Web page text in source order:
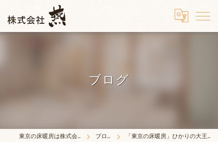
ブログ
東京の床暖房は株式会社燕 ブログ 「東京の床暖房」ひかりの大王出現！